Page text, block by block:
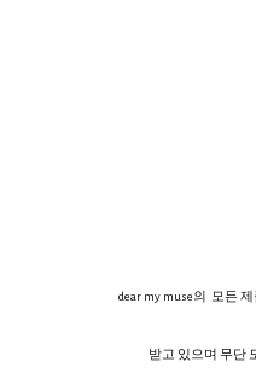
dear my muse의 모든
받고 있으며 무단